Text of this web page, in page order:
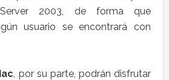
2003, de forma que
usuario se encontrará con
, por su parte, podrán disfrutar